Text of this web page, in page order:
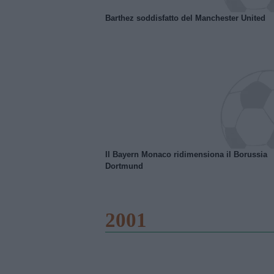
Barthez soddisfatto del Manchester United
Il Bayern Monaco ridimensiona il Borussia
Dortmund
2001